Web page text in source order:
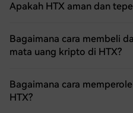
Apakah HTX aman dan
Bagaimana cara membeli
mata uang kripto di HTX?
Bagaimana cara
HTX?